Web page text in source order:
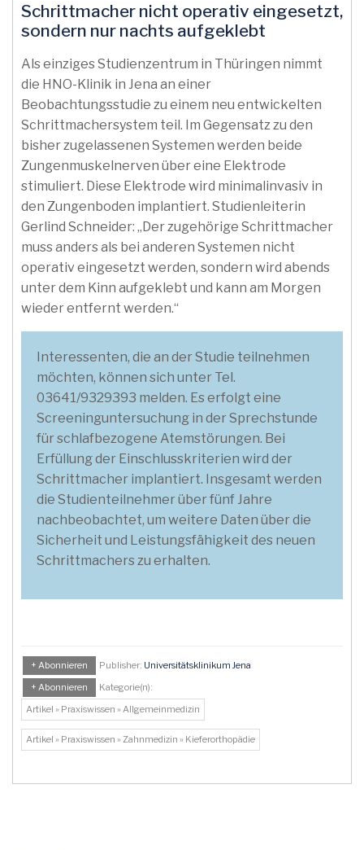
Schrittmacher nicht operativ eingesetzt,
sondern nur nachts aufgeklebt
Als einziges Studienzentrum in Thüringen nimmt
die HNO-Klinik in Jena an einer
Beobachtungsstudie zu einem neu entwickelten
Schrittmachersystem teil. Im Gegensatz zu den
bisher zugelassenen Systemen werden beide
Zungenmuskelnerven über eine Elektrode
stimuliert. Diese Elektrode wird minimalinvasiv in
den Zungenboden implantiert. Studienleiterin
Gerlind Schneider: „Der zugehörige Schrittmacher
muss anders als bei anderen Systemen nicht
operativ eingesetzt werden, sondern wird abends
unter dem Kinn aufgeklebt und kann am Morgen
wieder entfernt werden.“
Interessenten, die an der Studie teilnehmen
möchten, können sich unter Tel.
03641/9329393 melden. Es erfolgt eine
Screeninguntersuchung in der Sprechstunde
für schlafbezogene Atemstörungen. Bei
Erfüllung der Einschlusskriterien wird der
Schrittmacher implantiert. Insgesamt werden
die Studienteilnehmer über fünf Jahre
nachbeobachtet, um weitere Daten über die
Sicherheit und Leistungsfähigkeit des neuen
Schrittmachers zu erhalten.
+ Abonnieren Publisher: Universitätsklinikum Jena
+ Abonnieren
Kategorie(n):
Artikel » Praxiswissen » Allgemeinmedizin
Artikel » Praxiswissen » Zahnmedizin » Kieferorthopädie